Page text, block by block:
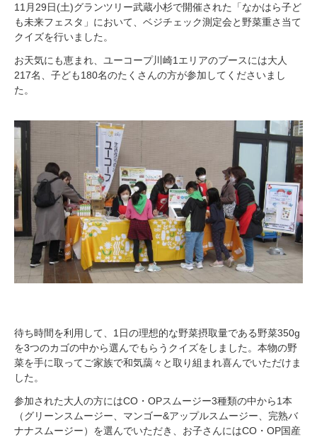
11月29日(土)グランツリー武蔵小杉で開催された「なかはら子ど
も未来フェスタ」において、ベジチェック測定会と野菜重さ当て
クイズを行いました。
お天気にも恵まれ、ユーコープ川崎1エリアのブースには大人
217名、子ども180名のたくさんの方が参加してくださいまし
た。
待ち時間を利用して、1日の理想的な野菜摂取量である野菜350g
を3つのカゴの中から選んでもらうクイズをしました。本物の野
菜を手に取ってご家族で和気藹々と取り組まれ喜んでいただけま
した。
参加された大人の方にはCO・OPスムージー3種類の中から1本
（グリーンスムージー、マンゴー&アップルスムージー、完熟バ
ナナスムージー）を選んでいただき、お子さんにはCO・OP国産